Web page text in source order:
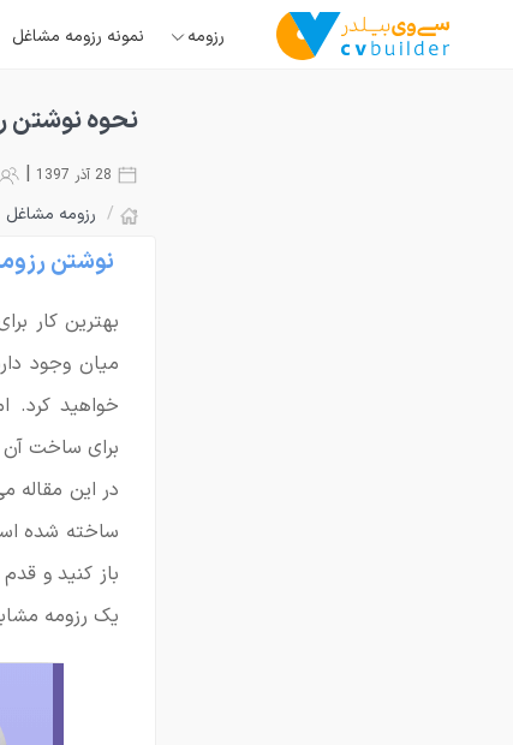
رزومه نمونه رزومه مشاغل
نحوه نوشتن
|
/ رزومه مشاغل
نوشتن
بهترین کار
میان وجود
خواهید کرد.
برای ساخت آن
در این مقاله
ساخته شده
باز کنید و
یک رزومه